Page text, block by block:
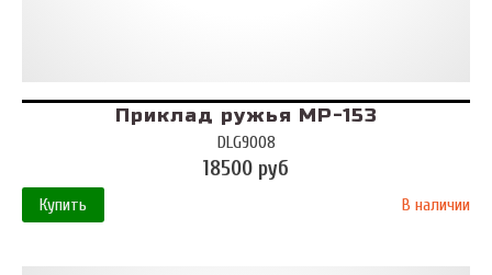
Приклад ружья МР-153
DLG9008
18500 руб
Купить В наличии